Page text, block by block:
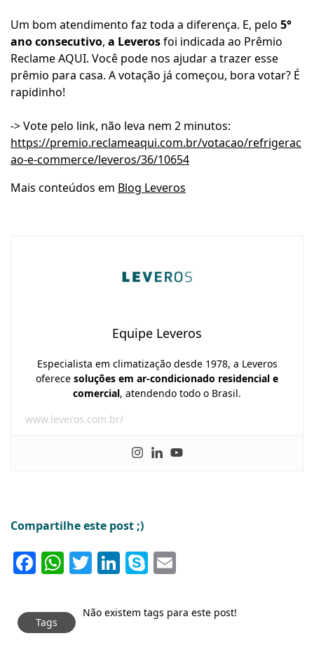
Um bom atendimento faz toda a diferença. E, pelo 5°
ano consecutivo, a Leverosfoi indicada ao Prêmio
Reclame AQUI. Você pode nos ajudar a trazer esse
prêmio para casa. A votação já começou, bora votar? É
rapidinho!
-> Vote pelo link, não leva nem 2 minutos:
https://premio.reclameaqui.com.br/votacao/refrigerac
ao-e-commerce/leveros/36/10654
Mais conteúdos em Blog Leveros
Equipe Leveros
Especialista em climatização desde 1978, a Leveros
oferece soluções em ar-condicionado residencial e
comercial, atendendo todo o Brasil.
www.leveros.com.br/
Compartilhe este post ;)
Facebook
WhatsApp
Twitter
LinkedIn
Skype
Tags
Não existem tags para este post!